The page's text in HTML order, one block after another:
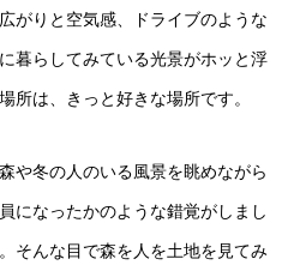
がりと空気感、ドライブのような
暮らしてみている光景がホッと浮
所は、きっと好きな場所です。
や冬の人のいる風景を眺めながら
なったかのような錯覚がしまし
そんな目で森を人を土地を見てみ